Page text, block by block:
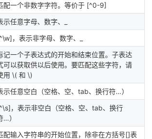
配一个非数字字符。等价于 [^0-9]
示任意字母、数字、_
，表示非字母、数字、_
记一个子表达式的开始和结束位置。子表达
可以获取供以后使用。要匹配这些字符，请
用 \( 和 \)
示任意空白（空格、空、tab、换行符…）
，表示非空白（空格、空、tab、换行
…）
配输入字符串的开始位置，除非在方括号[]表